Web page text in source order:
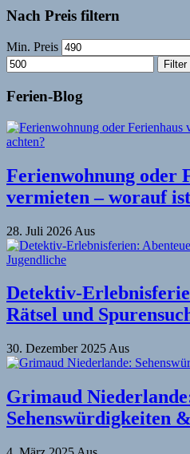
Nach Preis filtern
Min. Preis
Filter
Ferien-Blog
Ferienwohnung oder
vermieten – worauf
28. Juli 2026 Aus
Detektiv-
Rätsel und
30. Dezember 2025 Aus
Grimaud
Sehenswürdigkeiten